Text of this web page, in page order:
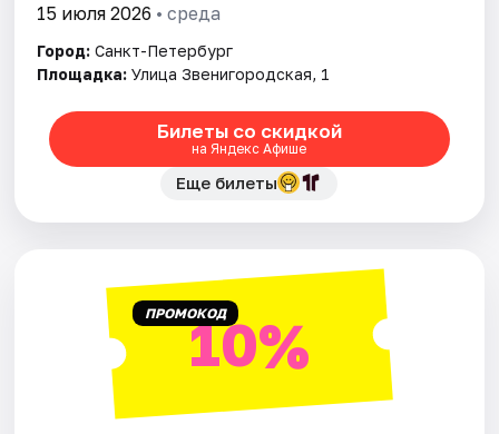
Рейтинги
15 июля 2026 • среда
Город: Санкт-Петербург
Площадка: Улица Звенигородская, 1
Билеты со скидкой
на Яндекс Афише
Еще билеты
ПРОМОКОД10%